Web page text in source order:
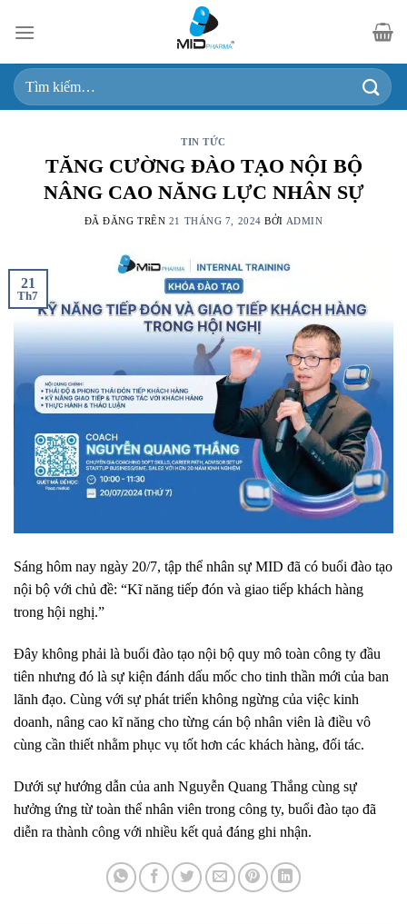
đến
dung
Tìm
kiếm:
TIN TỨC
TĂNG CƯỜNG ĐÀO TẠO NỘI BỘ
NÂNG CAO NĂNG LỰC NHÂN SỰ
ĐÃ ĐĂNG TRÊN 21 THÁNG 7, 2024 BỞI ADMIN
21
Th7
Sáng hôm nay ngày 20/7, tập thể nhân sự MID đã có buổi đào tạo
nội bộ với chủ đề: “Kĩ năng tiếp đón và giao tiếp khách hàng
trong hội nghị.”
Đây không phải là buổi đào tạo nội bộ quy mô toàn công ty đầu
tiên nhưng đó là sự kiện đánh dấu mốc cho tinh thần mới của ban
lãnh đạo. Cùng với sự phát triển không ngừng của việc kinh
doanh, nâng cao kĩ năng cho từng cán bộ nhân viên là điều vô
cùng cần thiết nhằm phục vụ tốt hơn các khách hàng, đối tác.
Dưới sự hướng dẫn của anh Nguyễn Quang Thắng cùng sự
hưởng ứng từ toàn thể nhân viên trong công ty, buổi đào tạo đã
diễn ra thành công với nhiều kết quả đáng ghi nhận.